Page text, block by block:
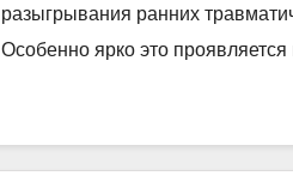
разыгрывания ранних
Особенно ярко это